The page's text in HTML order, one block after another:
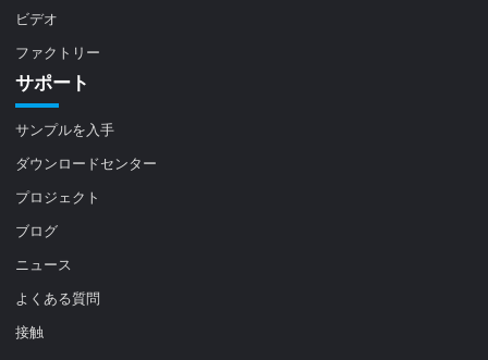
ビデオ
ファクトリー
サポート
サンプルを入手
ダウンロードセンター
プロジェクト
ブログ
ニュース
よくある質問
接触